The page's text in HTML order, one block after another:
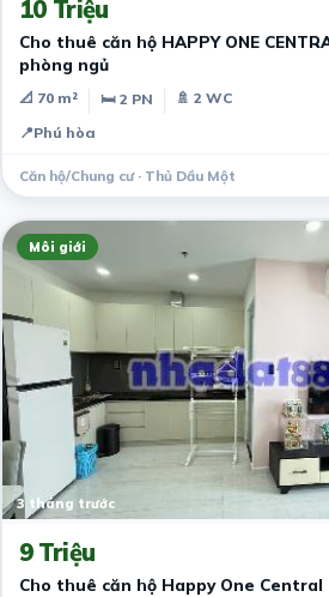
10 Triệu
Cho thuê căn hộ HAPPY ONE
phòng ngủ
📐 70 m² 🛏 2 PN
🚿 2 WC
📍Phú hòa
Căn hộ/Chung cư · Thủ Dầu Một
Môi giới
3 tháng trước
9 Triệu
Cho thuê căn hộ Happy One Central